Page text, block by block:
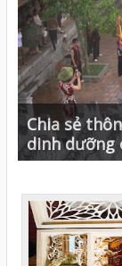
Chia sẻ
dinh dưỡng